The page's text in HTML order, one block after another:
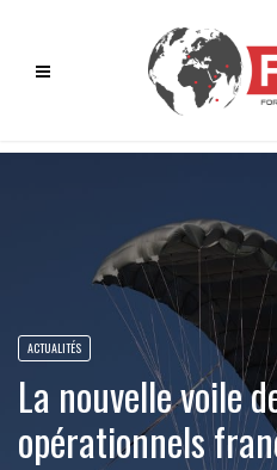
ACTUALITÉS
La nouvelle voile
opérationnels